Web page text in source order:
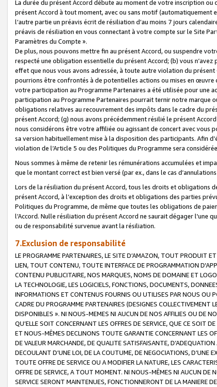
La durée du présent Accord débute au moment de votre inscription
présent Accord à tout moment, avec ou sans motif (automatiquement
l’autre partie un préavis écrit de résiliation d’au moins 7 jours
préavis de résiliation en vous connectant à votre compte sur le Site
Paramètres du Compte ».
De plus, nous pouvons mettre fin au présent Accord, ou suspendre
respecté une obligation essentielle du présent Accord; (b) vous
effet que nous vous avons adressée, à toute autre violation du
pourrions être confrontés à de potentielles actions ou mises en
votre participation au Programme Partenaires a été utilisée pour une
participation au Programme Partenaires pourrait ternir notre marque
obligations relatives au recouvrement des impôts dans le cadre du
présent Accord; (g) nous avons précédemment résilié le présent
nous considérons être votre affiliée ou agissant de concert avec vous
sa version habituellement mise à la disposition des participants. Afin
violation de l’Article 5 ou des Politiques du Programme sera
Nous sommes à même de retenir les rémunérations accumulées et
que le montant correct est bien versé (par ex., dans le cas
Lors de la résiliation du présent Accord, tous les droits et obligations
présent Accord, à l’exception des droits et obligations des parties
Politiques du Programme, de même que toutes les obligations de
l’Accord. Nulle résiliation du présent Accord ne saurait dégager l'une
ou de responsabilité survenue avant la résiliation.
7.Exclusion de responsabilité
LE PROGRAMME PARTENAIRES, LE SITE D’AMAZON, TOUT PRODUIT
LIEN, TOUT CONTENU, TOUTE INTERFACE DE PROGRAMMATION
CONTENU PUBLICITAIRE, NOS MARQUES, NOMS DE DOMAINE ET
LA TECHNOLOGIE, LES LOGICIELS, FONCTIONS, DOCUMENTS,
INFORMATIONS ET CONTENUS FOURNIS OU UTILISES PAR NOUS OU
CADRE DU PROGRAMME PARTENAIRES (DESIGNES COLLECTIVEMENT
DISPONIBLES ». NI NOUS-MEMES NI AUCUN DE NOS AFFILIES OU DE
QU’ELLE SOIT CONCERNANT LES OFFRES DE SERVICE, QUE CE SOIT
ET NOUS-MÊMES DECLINONS TOUTE GARANTIE CONCERNANT LES
DE VALEUR MARCHANDE, DE QUALITE SATISFAISANTE,
DECOULANT D’UNE LOI, DE LA COUTUME, DE NEGOCIATIONS, D’UNE
TOUTE OFFRE DE SERVICE OU A MODIFIER LA NATURE, LES
OFFRE DE SERVICE, A TOUT MOMENT. NI NOUS-MÊMES NI AUCUN DE
SERVICE SERONT MAINTENUES, FONCTIONNERONT DE LA MANIERE